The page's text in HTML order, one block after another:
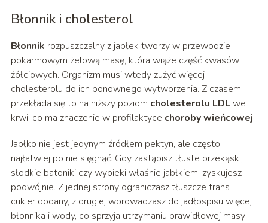
Błonnik i cholesterol
Błonnik rozpuszczalny z jabłek tworzy w przewodzie
pokarmowym żelową masę, która wiąże część kwasów
żółciowych. Organizm musi wtedy zużyć więcej
cholesterolu do ich ponownego wytworzenia. Z czasem
przekłada się to na niższy poziom cholesterolu LDLwe
krwi, co ma znaczenie w profilaktyce choroby wieńcowej.
Jabłko nie jest jedynym źródłem pektyn, ale często
najłatwiej po nie sięgnąć. Gdy zastąpisz tłuste przekąski,
słodkie batoniki czy wypieki właśnie jabłkiem, zyskujesz
podwójnie. Z jednej strony ograniczasz tłuszcze trans i
cukier dodany, z drugiej wprowadzasz do jadłospisu więcej
błonnika i wody, co sprzyja utrzymaniu prawidłowej masy